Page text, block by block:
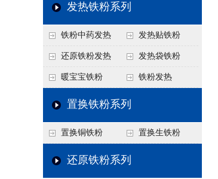
发热铁粉系列
铁粉中药发热 发热贴铁粉
还原铁粉发热 发热袋铁粉
暖宝宝铁粉 铁粉发热
置换铁粉系列
置换铜铁粉 置换生铁粉
还原铁粉系列